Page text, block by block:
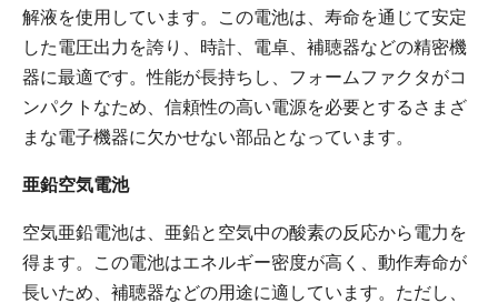
解液を使用しています。この電池は、寿命を通じて安定
した電圧出力を誇り、時計、電卓、補聴器などの精密機
器に最適です。性能が長持ちし、フォームファクタがコ
ンパクトなため、信頼性の高い電源を必要とするさまざ
まな電子機器に欠かせない部品となっています。
亜鉛空気電池
空気亜鉛電池は、亜鉛と空気中の酸素の反応から電力を
得ます。この電池はエネルギー密度が高く、動作寿命が
長いため、補聴器などの用途に適しています。ただし、